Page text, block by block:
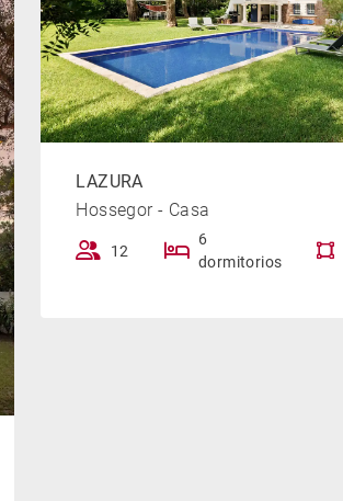
LAZURA
Hossegor - Casa
12
6
dormitorios